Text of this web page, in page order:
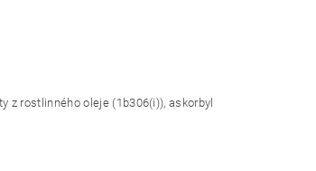
z rostlinného oleje (1b306(i)), askorbyl